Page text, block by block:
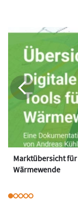
Marktübersicht
Wärmewende